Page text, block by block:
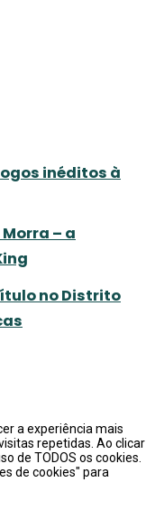
inéditos à
– a
no Distrito
a experiência mais
repetidas. Ao clicar
de TODOS os cookies.
de cookies" para